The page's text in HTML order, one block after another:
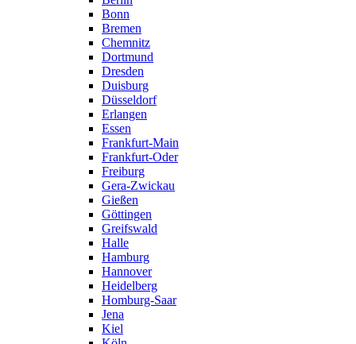
Bonn
Bremen
Chemnitz
Dortmund
Dresden
Duisburg
Düsseldorf
Erlangen
Essen
Frankfurt-Main
Frankfurt-Oder
Freiburg
Gera-Zwickau
Gießen
Göttingen
Greifswald
Halle
Hamburg
Hannover
Heidelberg
Homburg-Saar
Jena
Kiel